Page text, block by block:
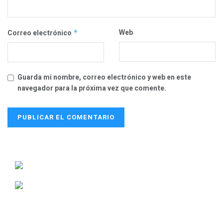
Correo electrónico * Web
Guarda mi nombre, correo electrónico y web en este
navegador para la próxima vez que comente.